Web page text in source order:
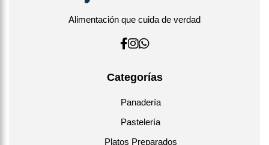
Alimentación que cuida de verdad
Categorías
Panadería
Pastelería
Platos Preparados